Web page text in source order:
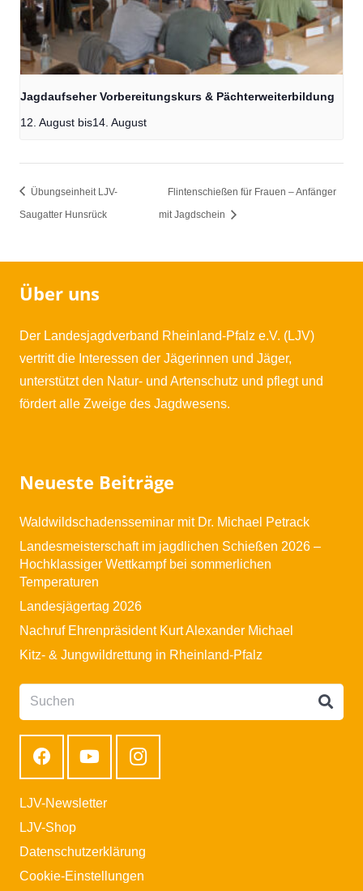
Jagdaufseher Vorbereitungskurs & Pächterweiterbildung
12. August bis14. August
Übungseinheit LJV-
Saugatter Hunsrück
Flintenschießen für Frauen – Anfänger
mit Jagdschein
Über uns
Der Landesjagdverband Rheinland-Pfalz e.V. (LJV)
vertritt die Interessen der Jägerinnen und Jäger,
unterstützt den Natur- und Artenschutz und pflegt und
fördert alle Zweige des Jagdwesens.
Neueste Beiträge
Waldwildschadensseminar mit Dr. Michael Petrack
Landesmeisterschaft im jagdlichen Schießen 2026 –
Hochklassiger Wettkampf bei sommerlichen
Temperaturen
Landesjägertag 2026
Nachruf Ehrenpräsident Kurt Alexander Michael
Kitz- & Jungwildrettung in Rheinland-Pfalz
LJV-Newsletter
LJV-Shop
Datenschutzerklärung
Cookie-Einstellungen